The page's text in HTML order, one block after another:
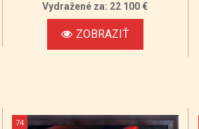
Vydražené za: 22 100 €
ZOBRAZIŤ
74